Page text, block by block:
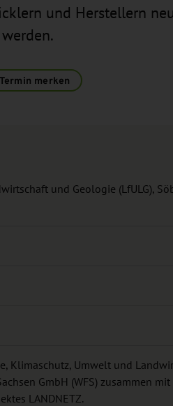
und Herstellern
Termin merken
und Geologie (LfULG),
Klimaschutz, Umwelt und
GmbH (WFS) zusammen mit
LANDNETZ.